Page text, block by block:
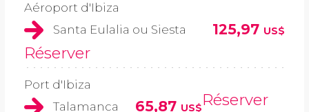
Aéroport d'Ibiza
Santa Eulalia ou Siesta
125,97 US$
Réserver
Port d'Ibiza
Talamanca
65,87 US$Réserver